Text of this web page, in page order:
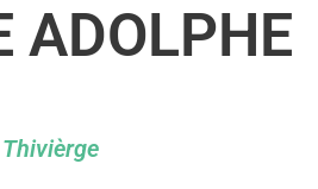
ADOLPHE